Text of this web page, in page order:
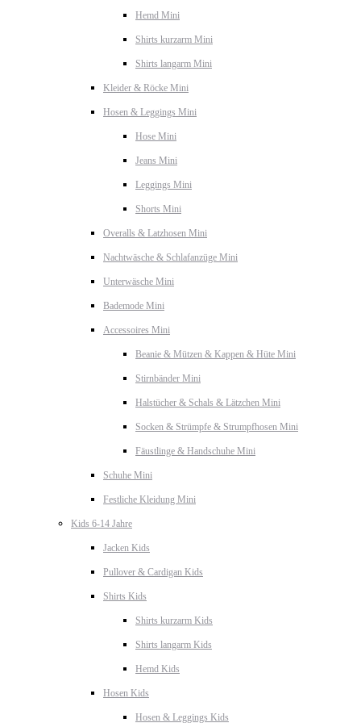
Hemd Mini
Shirts kurzarm Mini
Shirts langarm Mini
Kleider & Röcke Mini
Hosen & Leggings Mini
Hose Mini
Jeans Mini
Leggings Mini
Shorts Mini
Overalls & Latzhosen Mini
Nachtwäsche & Schlafanzüge Mini
Unterwäsche Mini
Bademode Mini
Accessoires Mini
Beanie & Mützen & Kappen & Hüte Mini
Stirnbänder Mini
Halstücher & Schals & Lätzchen Mini
Socken & Strümpfe & Strumpfhosen Mini
Fäustlinge & Handschuhe Mini
Schuhe Mini
Festliche Kleidung Mini
Kids 6-14 Jahre
Jacken Kids
Pullover & Cardigan Kids
Shirts Kids
Shirts kurzarm Kids
Shirts langarm Kids
Hemd Kids
Hosen Kids
Hosen & Leggings Kids